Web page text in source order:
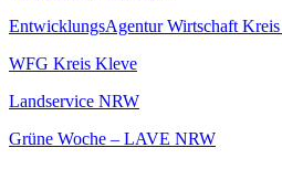
EntwicklungsAgentur Wirtschaft Kreis
WFG Kreis Kleve
Landservice NRW
Grüne Woche – LAVE NRW